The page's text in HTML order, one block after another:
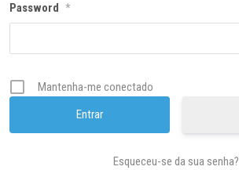
Password *
Mantenha-me conectado
Esqueceu-se da sua senha?